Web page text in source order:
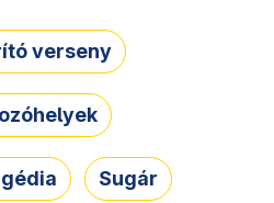
verseny
Sugár